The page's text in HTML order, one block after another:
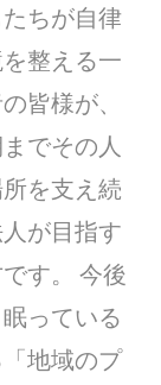
ちが自律
整える一
皆様が、
でその人
を支え続
が目指す
す。 今後
っている
地域のプ